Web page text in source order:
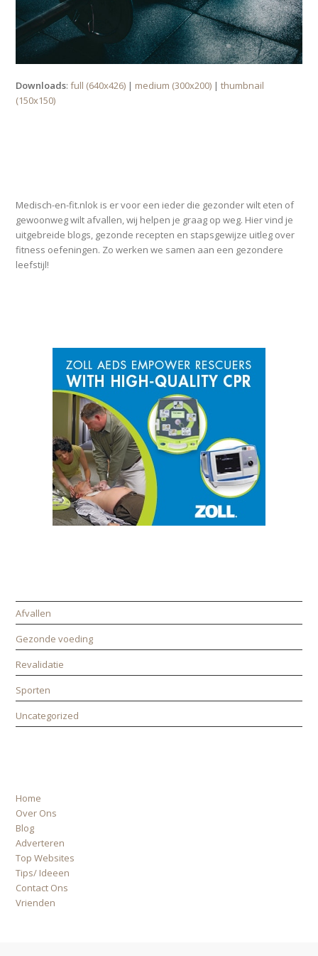
Downloads:full (640x426) | medium (300x200) |thumbnail
(150x150)
Medisch-en-fit.nlok is er voor een ieder die gezonder wilt eten of
gewoonweg wilt afvallen, wij helpen je graag op weg. Hier vind je
uitgebreide blogs, gezonde recepten en stapsgewijze uitleg over
fitness oefeningen. Zo werken we samen aan een gezondere
leefstijl!
Afvallen
Gezonde voeding
Revalidatie
Sporten
Uncategorized
Home
Over Ons
Blog
Adverteren
Top Websites
Tips/ Ideeen
Contact Ons
Vrienden